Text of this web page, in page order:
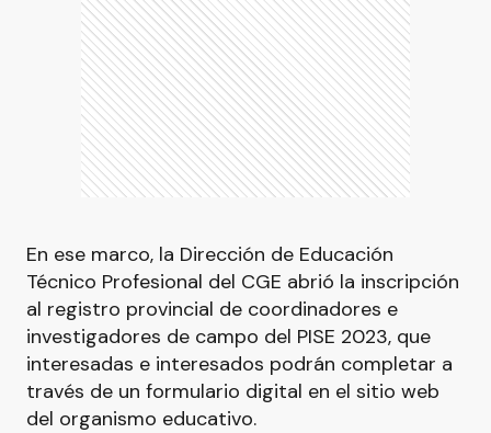
En ese marco, la Dirección de Educación
Técnico Profesional del CGE abrió la inscripción
al registro provincial de coordinadores e
investigadores de campo del PISE 2023, que
interesadas e interesados podrán completar a
través de un formulario digital en el sitio web
del organismo educativo.